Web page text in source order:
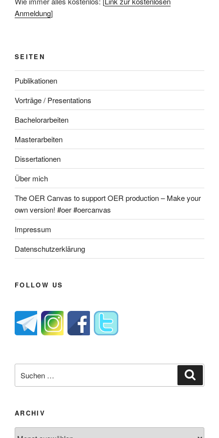
Anmeldung]
SEITEN
Publikationen
Vorträge / Presentations
Bachelorarbeiten
Masterarbeiten
Dissertationen
Über mich
The OER Canvas to support OER production – Make your
own version! #oer #oercanvas
Impressum
Datenschutzerklärung
FOLLOW US
nach:
ARCHIV